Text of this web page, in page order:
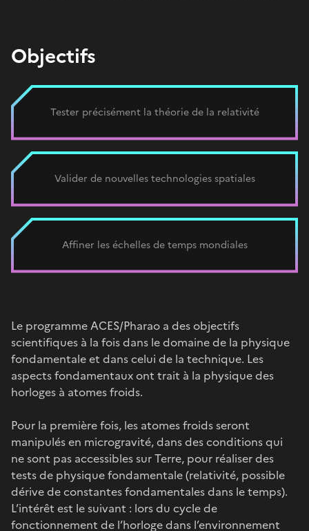
Objectifs
Tester précisément la théorie de la relativité
Valider de nouvelles technologies spatiales
Affiner les échelles de temps mondiales
Le programme ACES/Pharao a des objectifs
scientifiques à la fois dans le domaine de la physique
fondamentale et dans celui de la technique. Les
aspects fondamentaux ont trait à la physique des
horloges à atomes froids.
Pour la première fois, les atomes froids seront
manipulés en microgravité, dans des conditions qui
ne sont pas accessibles sur Terre, pour réaliser des
tests de physique fondamentale (relativité, possible
dérive de constantes fondamentales dans le temps).
L’intérêt est le suivant : lors du cycle de
fonctionnement de l’horloge dans l’environnement